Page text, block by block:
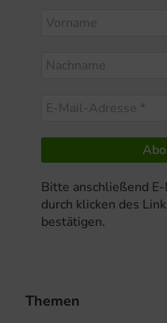
Bitte anschließend
durch klicken des
bestätigen.
Themen